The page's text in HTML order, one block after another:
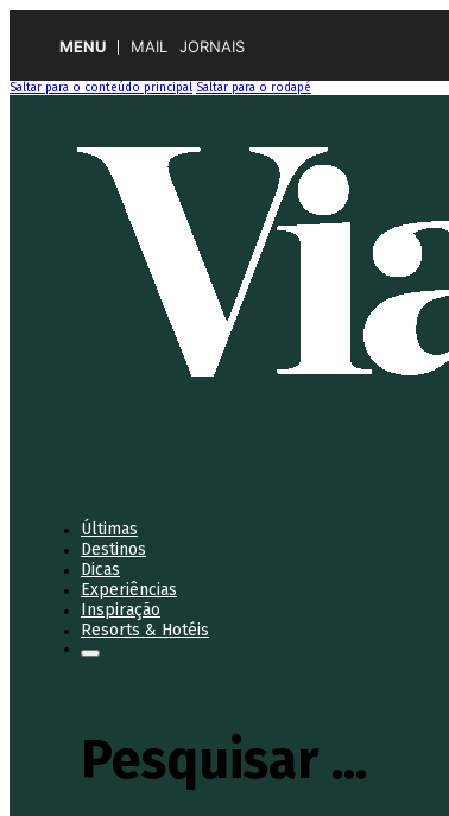
MENU MAIL JORNAIS
Saltar para o conteúdo principal Saltar para o rodapé
Últimas
Destinos
Dicas
Experiências
Inspiração
Resorts & Hotéis
Pesquisar ...